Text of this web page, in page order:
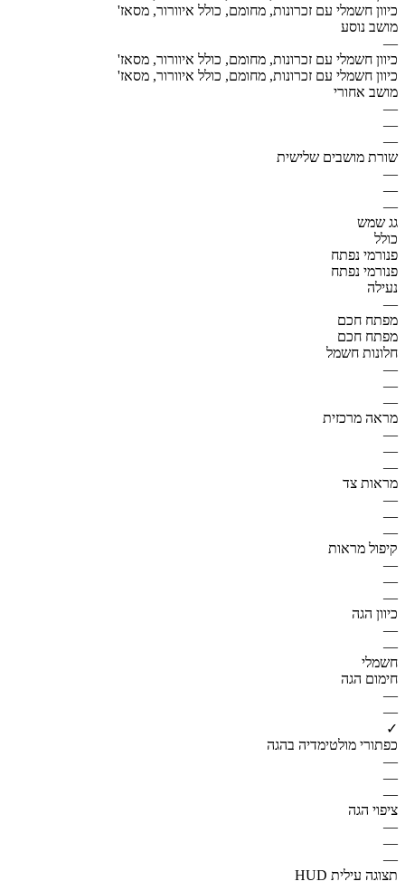
כיוון חשמלי עם זכרונות, מחומם, כולל איוורור, מסאז'
מושב נוסע
—
כיוון חשמלי עם זכרונות, מחומם, כולל איוורור, מסאז'
כיוון חשמלי עם זכרונות, מחומם, כולל איוורור, מסאז'
מושב אחורי
—
—
—
שורת מושבים שלישית
—
—
—
גג שמש
כולל
פנורמי נפתח
פנורמי נפתח
נעילה
—
מפתח חכם
מפתח חכם
חלונות חשמל
—
—
—
מראה מרכזית
—
—
—
מראות צד
—
—
—
קיפול מראות
—
—
—
כיוון הגה
—
—
חשמלי
חימום הגה
—
—
✓
כפתורי מולטימדיה בהגה
—
—
—
ציפוי הגה
—
—
—
תצוגה עילית HUD